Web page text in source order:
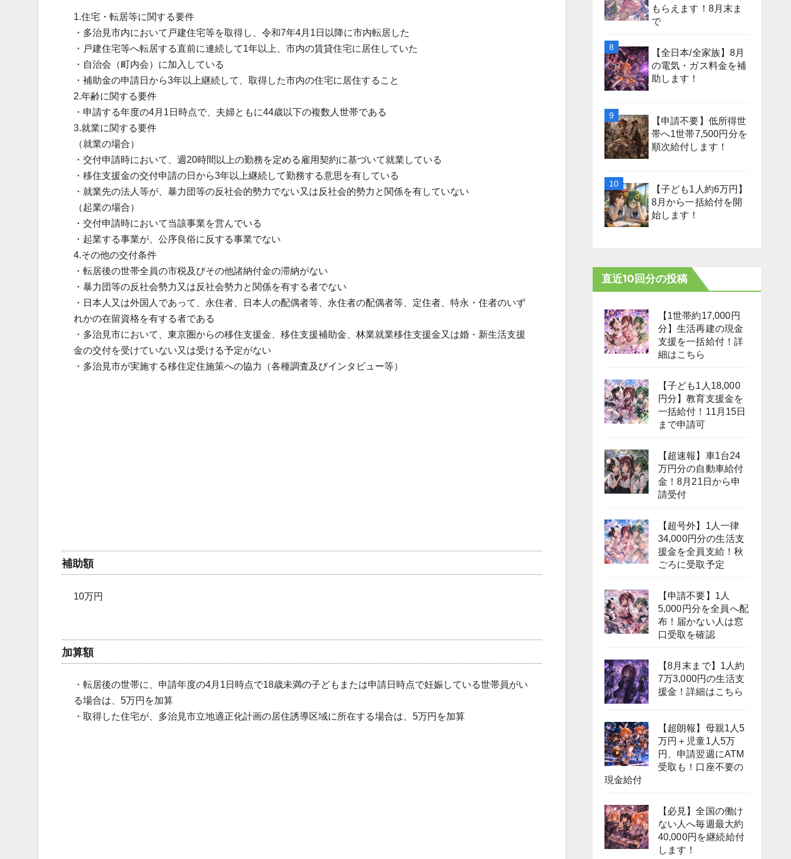
1.住宅・転居等に関する要件
・多治見市内において戸建住宅等を取得し、令和7年4月1日以降に市内転居した
・戸建住宅等へ転居する直前に連続して1年以上、市内の賃貸住宅に居住していた
・自治会（町内会）に加入している
・補助金の申請日から3年以上継続して、取得した市内の住宅に居住すること
2.年齢に関する要件
・申請する年度の4月1日時点で、夫婦ともに44歳以下の複数人世帯である
3.就業に関する要件
（就業の場合）
・交付申請時において、週20時間以上の勤務を定める雇用契約に基づいて就業している
・移住支援金の交付申請の日から3年以上継続して勤務する意思を有している
・就業先の法人等が、暴力団等の反社会的勢力でない又は反社会的勢力と関係を有していない
（起業の場合）
・交付申請時において当該事業を営んでいる
・起業する事業が、公序良俗に反する事業でない
4.その他の交付条件
・転居後の世帯全員の市税及びその他諸納付金の滞納がない
・暴力団等の反社会勢力又は反社会勢力と関係を有する者でない
・日本人又は外国人であって、永住者、日本人の配偶者等、永住者の配偶者等、定住者、特永・住者のいず
れかの在留資格を有する者である
・多治見市において、東京圏からの移住支援金、移住支援補助金、林業就業移住支援金又は婚・新生活支援
金の交付を受けていない又は受ける予定がない
・多治見市が実施する移住定住施策への協力（各種調査及びインタビュー等）
補助額
10万円
加算額
・転居後の世帯に、申請年度の4月1日時点で18歳未満の子どもまたは申請日時点で妊娠している世帯員がい
る場合は、5万円を加算
・取得した住宅が、多治見市立地適正化計画の居住誘導区域に所在する場合は、5万円を加算
もらえます！8月末ま
で
【全日本/全家族】8月
の電気・ガス料金を補
助します！
【申請不要】低所得世
帯へ1世帯7,500円分を
順次給付します！
【子ども1人約6万円】
8月から一括給付を開
始します！
直近10回分の投稿
【1世帯約17,000円
分】生活再建の現金
支援を一括給付！詳
細はこちら
【子ども1人18,000
円分】教育支援金を
一括給付！11月15日
まで申請可
【超速報】車1台24
万円分の自動車給付
金！8月21日から申
請受付
【超号外】1人一律
34,000円分の生活支
援金を全員支給！秋
ごろに受取予定
【申請不要】1人
5,000円分を全員へ配
布！届かない人は窓
口受取を確認
【8月末まで】1人約
7万3,000円の生活支
援金！詳細はこちら
【超朗報】母親1人5
万円＋児童1人5万
円、申請翌週にATM
受取も！口座不要の
現金給付
【必見】全国の働け
ない人へ毎週最大約
40,000円を継続給付
します！